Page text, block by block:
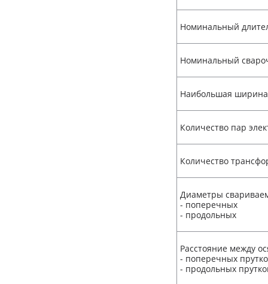
Номинальный
Номинальный
Наибольшая ширина
Количество пар
Количество
Диаметры
- поперечных
- продольных
Расстояние между
- поперечных
- продольных